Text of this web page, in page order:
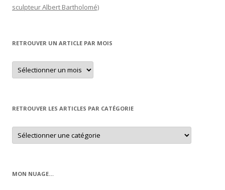
sculpteur Albert Bartholomé)
RETROUVER UN ARTICLE PAR MOIS
Retrouver
un
article
RETROUVER LES ARTICLES PAR CATÉGORIE
Retrouver
les
articles
MON NUAGE…